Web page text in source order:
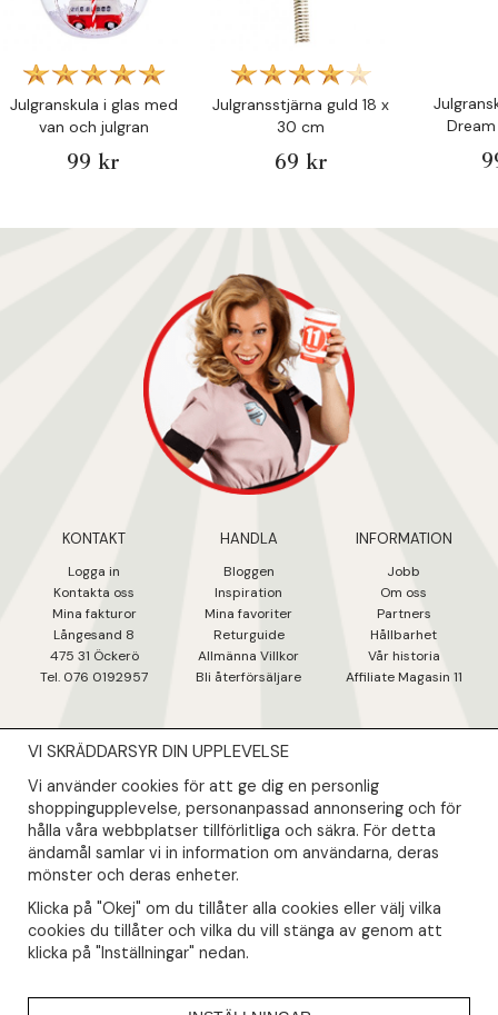
Julgranskula i glas med
van och julgran
99 kr
Julgransstjärna guld 18 x
30 cm
69 kr
KONTAKT
Logga in
Kontakta oss
Mina fakturor
Långesand 8
475 31 Öckerö
Tel. 076 0192957
HANDLA
Bloggen
Inspiration
Mina favoriter
Returguide
Allmänna Villkor
Bli återförsäljare
INFORMATION
Jobb
Om oss
Partners
Hållbarhet
Vår historia
Affiliate Magasin 11
NYHETSBREV
Såklart skall du ta del av våra bästa erbjudanden & nyheter!
Din mail kommer endast användas till våra nyhetsbrev.
VI SKRÄDDARSYR DIN UPPLEVELSE
Vi använder cookies för att ge dig en personlig
shoppingupplevelse, personanpassad annonsering och för
hålla våra webbplatser tillförlitliga och säkra. För detta
ändamål samlar vi in information om användarna, deras
mönster och deras enheter.
Klicka på "Okej" om du tillåter alla cookies eller välj vilka
cookies du tillåter och vilka du vill stänga av genom att
klicka på "Inställningar" nedan.